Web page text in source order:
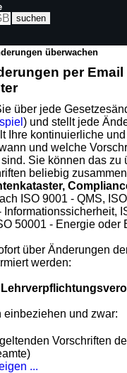
überwachen
per Email
über jede
) und stellt jede
Ihre kontinuierliche
und welche
Sie können das zu
beliebig
ISO 9001 - QMS,
Informationssicherheit,
50001 - Energie oder
über Änderungen
werden:
einbeziehen und zwar:
Vorschriften
...